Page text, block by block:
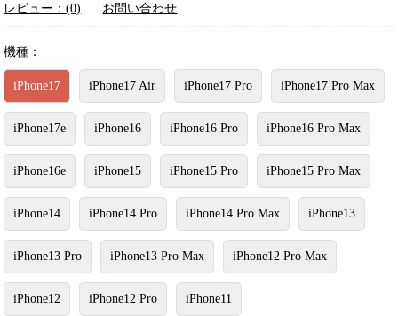
レビュー：(0) お問い合わせ
機種：
iPhone17 iPhone17 Air iPhone17 Pro iPhone17 Pro Max
iPhone17e iPhone16 iPhone16 Pro iPhone16 Pro Max
iPhone16e iPhone15 iPhone15 Pro iPhone15 Pro Max
iPhone14 iPhone14 Pro iPhone14 Pro Max iPhone13
iPhone13 Pro iPhone13 Pro Max iPhone12 Pro Max
iPhone12 iPhone12 Pro iPhone11